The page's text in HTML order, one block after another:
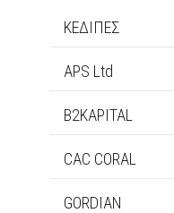
ΚΕΔΙΠΕΣ
APS Ltd
B2KAPITAL
CAC CORAL
GORDIAN